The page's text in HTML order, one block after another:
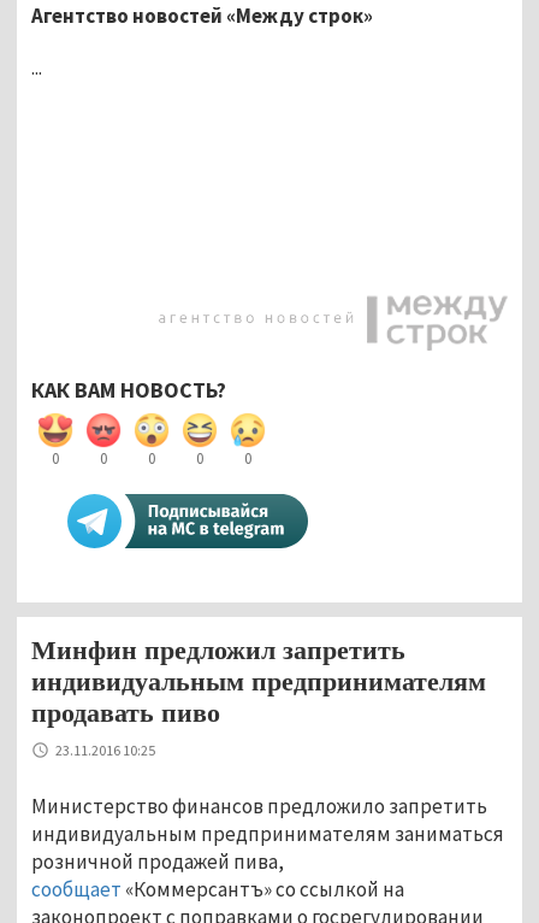
Агентство новостей «Между строк»
...
КАК ВАМ НОВОСТЬ?
0 0 0 0 0
Минфин предложил запретить
индивидуальным предпринимателям
продавать пиво
23.11.2016 10:25
Министерство финансов предложило запретить
индивидуальным предпринимателям заниматься
розничной продажей пива,
сообщает «Коммерсантъ» со ссылкой на
законопроект с поправками о госрегулировании